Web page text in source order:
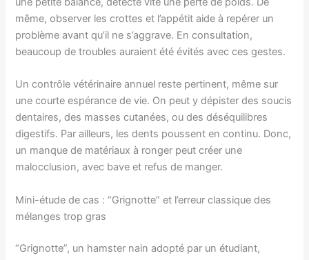
même, observer les crottes et l’appétit aide à repérer un
problème avant qu’il ne s’aggrave. En consultation,
beaucoup de troubles auraient été évités avec ces gestes.
Un contrôle vétérinaire annuel reste pertinent, même sur
une courte espérance de vie. On peut y dépister des soucis
dentaires, des masses cutanées, ou des déséquilibres
digestifs. Par ailleurs, les dents poussent en continu. Donc,
un manque de matériaux à ronger peut créer une
malocclusion, avec bave et refus de manger.
Mini-étude de cas : “Grignotte” et l’erreur classique des
mélanges trop gras
“Grignotte”, un hamster nain adopté par un étudiant,